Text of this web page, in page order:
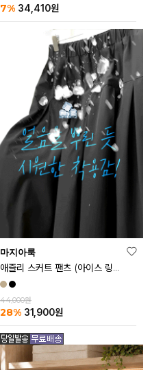
7% 34,410원
마지아룩
애즐리 스커트 팬츠 (아이스 링클프리ver.)
44,000원
28% 31,900원